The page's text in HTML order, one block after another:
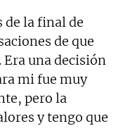
de la final de
de que
una decisión
mi fue muy
pero la
y tengo que